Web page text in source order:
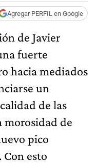
Agregar PERFIL en Google
de Javier
fuerte
hacia mediados
un
de las
morosidad de
pico
esto